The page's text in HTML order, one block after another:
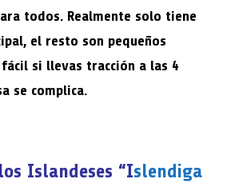
todos. Realmente solo tiene
el resto son pequeños
fácil si llevas tracción a las 4
se complica.
Islandeses “Islendiga